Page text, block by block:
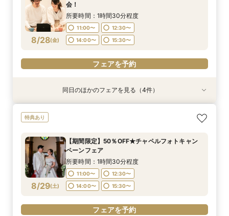
8/27 (木)
14:00〜
15:30〜
フェアを予約
8/27 (木)
14:00〜
15:30〜
フェアを予約
8/27 (木)
フェアを予約
8/28(金)
会！
所要時間：1時間30分程度
11:00〜
12:30〜
14:00〜
15:30〜
フェアを予約
8/28(金
【期間限定】50％OFF★チャペルフォトキャン
11:00〜
14:00〜
15:30〜
フェアを予約
8/28(金
【挙式＋会食が5万円OFF！】費用を抑えて叶え
11:00〜
14:00〜
15:30〜
フェアを予約
8/28(金
11:00〜
12:30〜
14:00〜
フェアを予約
8/28(金
【結婚式の費用がぐっとお得】挙式料＋撮影＋衣
BIGフェア
所要時間：1時間30分程度
14:00〜
15:30〜
フェアを予約
同日のほかのフェアを見る（4件）
特典あり
8/29(土)
【期間限定】50％OFF★チャペルフォトキャン
ペーンフェア
所要時間：1時間30分程度
11:00〜
12:30〜
14:00〜
15:30〜
フェアを予約